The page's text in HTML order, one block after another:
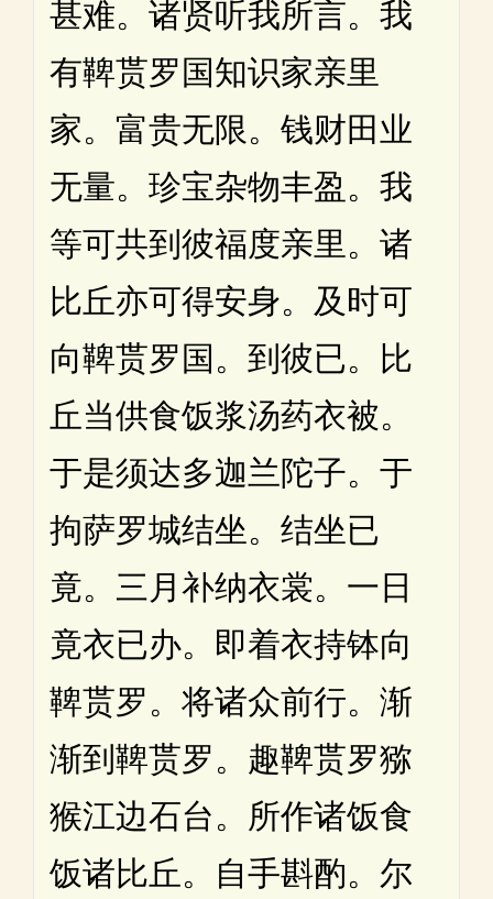
甚难。诸贤听我所言。我
有鞞贳罗国知识家亲里
家。富贵无限。钱财田业
无量。珍宝杂物丰盈。我
等可共到彼福度亲里。诸
比丘亦可得安身。及时可
向鞞贳罗国。到彼已。比
丘当供食饭浆汤药衣被。
于是须达多迦兰陀子。于
拘萨罗城结坐。结坐已
竟。三月补纳衣裳。一日
竟衣已办。即着衣持钵向
鞞贳罗。将诸众前行。渐
渐到鞞贳罗。趣鞞贳罗猕
猴江边石台。所作诸饭食
饭诸比丘。自手斟酌。尔